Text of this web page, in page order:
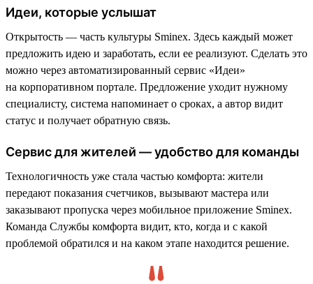
Идеи, которые услышат
Открытость — часть культуры Sminex. Здесь каждый может
предложить идею и заработать, если ее реализуют. Сделать это
можно через автоматизированный сервис «Идеи»
на корпоративном портале. Предложение уходит нужному
специалисту, система напоминает о сроках, а автор видит
статус и получает обратную связь.
Сервис для жителей — удобство для команды
Технологичность уже стала частью комфорта: жители
передают показания счетчиков, вызывают мастера или
заказывают пропуска через мобильное приложение Sminex.
Команда Службы комфорта видит, кто, когда и с какой
проблемой обратился и на каком этапе находится решение.